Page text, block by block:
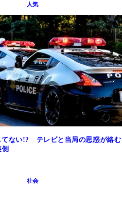
人気
てない!? テレビと当局の思惑が絡む
社会